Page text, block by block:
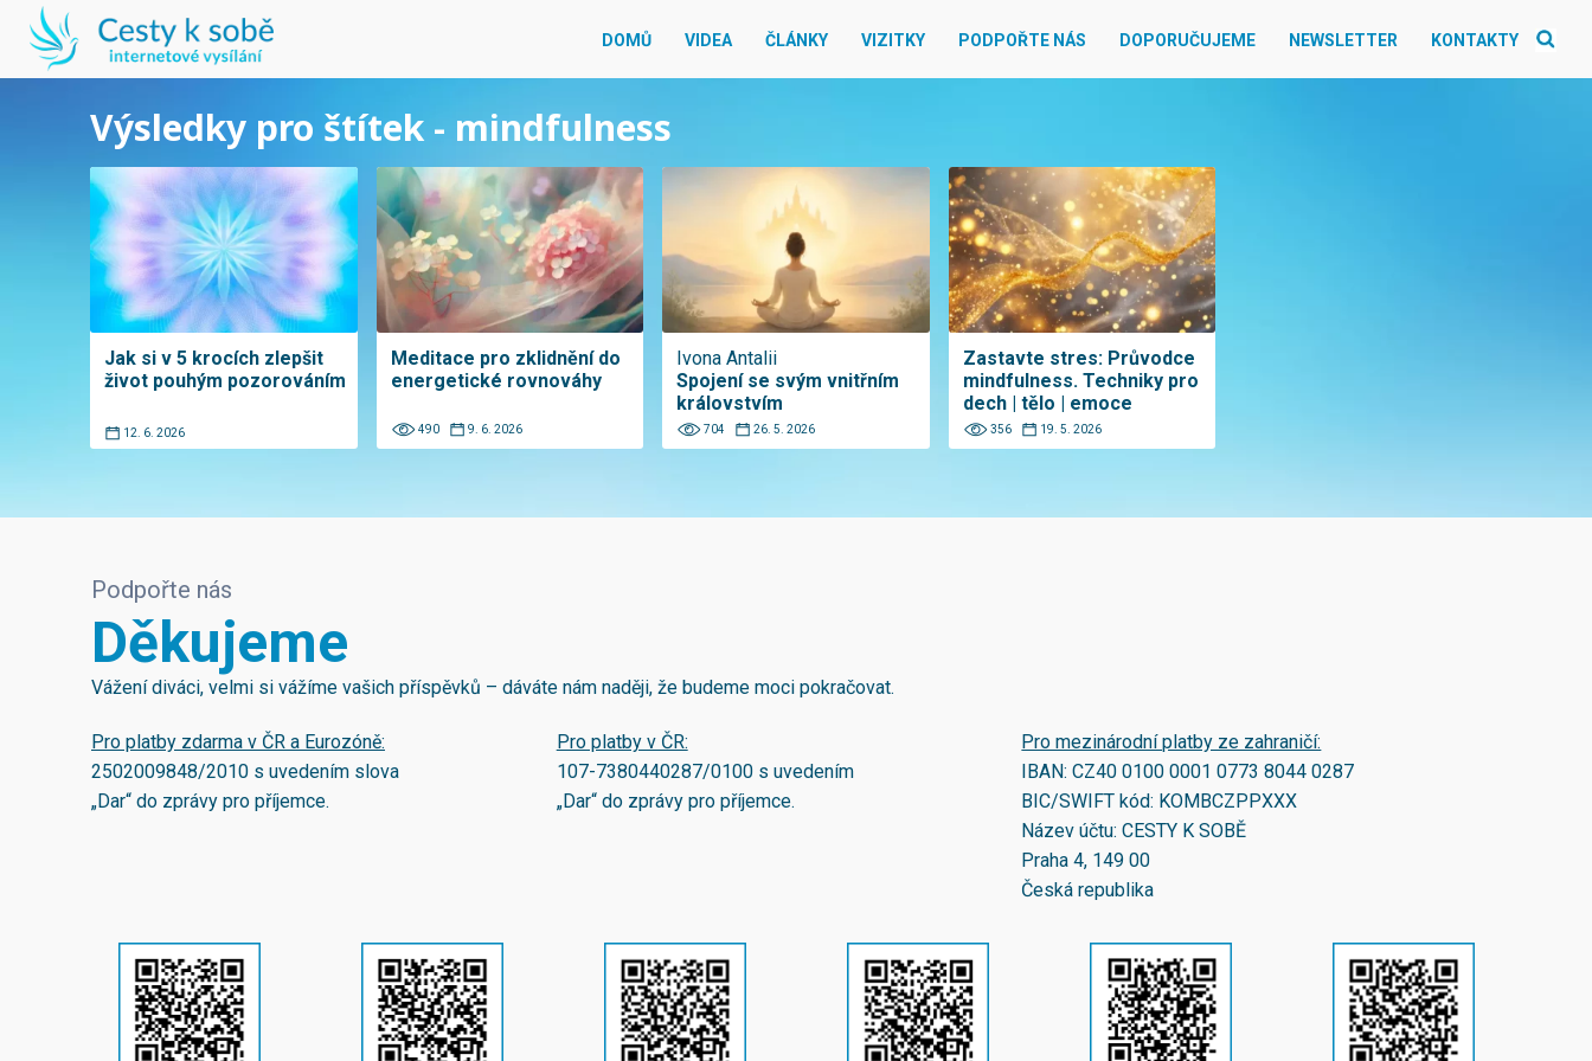
DOMŮ VIDEA ČLÁNKY VIZITKY PODPOŘTE NÁS DOPORUČUJEME NEWSLETTER KONTAKTY
Výsledky pro štítek - mindfulness
Jak si v 5 krocích zlepšit
život pouhým pozorováním
12. 6. 2026
Meditace pro zklidnění do
energetické rovnováhy
490 9. 6. 2026
Ivona Antalii
Spojení se svým vnitřním
královstvím
704 26. 5. 2026
Zastavte stres: Průvodce
mindfulness. Techniky pro
dech | tělo | emoce
356 19. 5. 2026
Podpořte nás
Děkujeme
Vážení diváci, velmi si vážíme vašich příspěvků – dáváte nám naději, že budeme moci pokračovat.
Pro platby zdarma v ČR a Eurozóně:
2502009848/2010 s uvedením slova
„Dar“ do zprávy pro příjemce.
Pro platby v ČR:
107-7380440287/0100s uvedením
„Dar“ do zprávy pro příjemce.
Pro mezinárodní platby ze zahraničí:
IBAN:CZ40 0100 0001 0773 8044 0287
BIC/SWIFT kód: KOMBCZPPXXX
Název účtu: CESTY K SOBĚ
Praha 4, 149 00
Česká republika